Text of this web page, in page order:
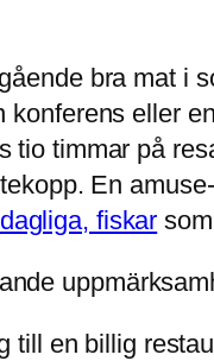
bra mat i
eller
tio timmar på
En
fiskar
till en billig